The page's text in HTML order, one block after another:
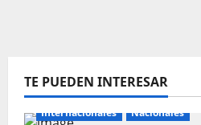
TE PUEDEN INTERESAR
Internacionales Nacionales